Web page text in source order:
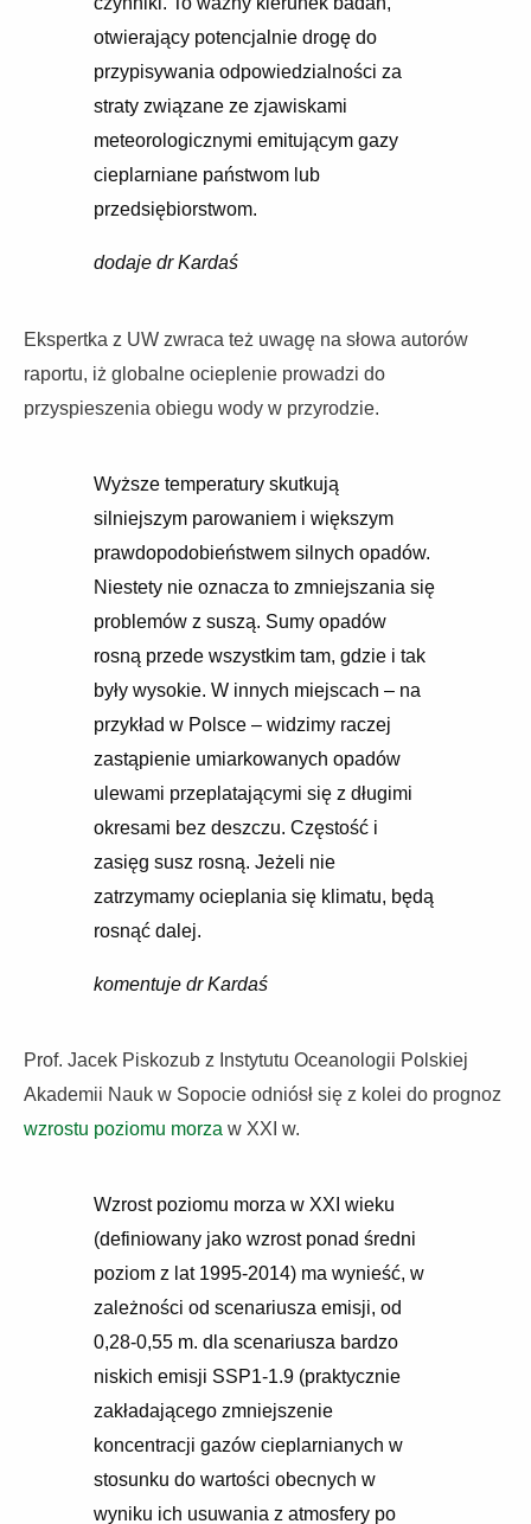
otwierający potencjalnie drogę do
przypisywania odpowiedzialności za
straty związane ze zjawiskami
meteorologicznymi emitującym gazy
cieplarniane państwom lub
przedsiębiorstwom.
dodaje dr Kardaś
Ekspertka z UW zwraca też uwagę na słowa autorów
raportu, iż globalne ocieplenie prowadzi do
przyspieszenia obiegu wody w przyrodzie.
Wyższe temperatury skutkują
silniejszym parowaniem i większym
prawdopodobieństwem silnych opadów.
Niestety nie oznacza to zmniejszania się
problemów z suszą. Sumy opadów
rosną przede wszystkim tam, gdzie i tak
były wysokie. W innych miejscach – na
przykład w Polsce – widzimy raczej
zastąpienie umiarkowanych opadów
ulewami przeplatającymi się z długimi
okresami bez deszczu. Częstość i
zasięg susz rosną. Jeżeli nie
zatrzymamy ocieplania się klimatu, będą
rosnąć dalej.
komentuje dr Kardaś
Prof. Jacek Piskozub z Instytutu Oceanologii Polskiej
Akademii Nauk w Sopocie odniósł się z kolei do prognoz
wzrostu poziomu morza w XXI w.
Wzrost poziomu morza w XXI wieku
(definiowany jako wzrost ponad średni
poziom z lat 1995-2014) ma wynieść, w
zależności od scenariusza emisji, od
0,28-0,55 m. dla scenariusza bardzo
niskich emisji SSP1-1.9 (praktycznie
zakładającego zmniejszenie
koncentracji gazów cieplarnianych w
stosunku do wartości obecnych w
wyniku ich usuwania z atmosfery po